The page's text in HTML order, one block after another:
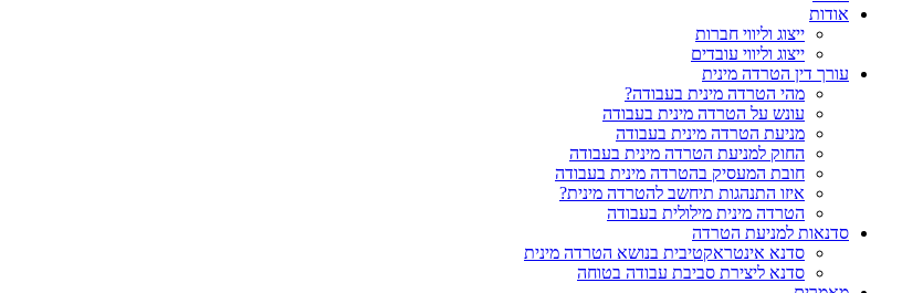
אודות
ייצוג וליווי חברות
ייצוג וליווי עובדים
עורך דין הטרדה מינית
מהי הטרדה מינית בעבודה?
עונש על הטרדה מינית בעבודה
מניעת הטרדה מינית בעבודה
החוק למניעת הטרדה מינית בעבודה
חובת המעסיק בהטרדה מינית בעבודה
איזו התנהגות תיחשב להטרדה מינית?
הטרדה מינית מילולית בעבודה
סדנאות למניעת הטרדה
סדנא אינטראקטיבית בנושא הטרדה מינית
סדנא ליצירת סביבת עבודה בטוחה